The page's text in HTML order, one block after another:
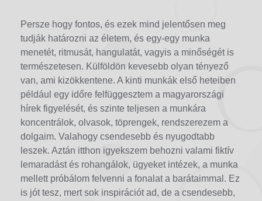
Persze hogy fontos, és ezek mind jelentősen meg
tudják határozni az életem, és egy-egy munka
menetét, ritmusát, hangulatát, vagyis a minőségét is
természetesen. Külföldön kevesebb olyan tényező
van, ami kizökkentene. A kinti munkák első heteiben
például egy időre felfüggesztem a magyarországi
hírek figyelését, és szinte teljesen a munkára
koncentrálok, olvasok, töprengek, rendszerezem a
dolgaim. Valahogy csendesebb és nyugodtabb
leszek. Aztán itthon igyekszem behozni valami fiktív
lemaradást és rohangálok, ügyeket intézek, a munka
mellett próbálom felvenni a fonalat a barátaimmal. Ez
is jót tesz, mert sok inspirációt ad, de a csendesebb,